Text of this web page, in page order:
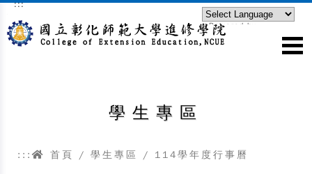
跳到主要內容區塊
:::
Powered by
學生專區
::: 首頁 / 學生專區 / 114學年度行事曆